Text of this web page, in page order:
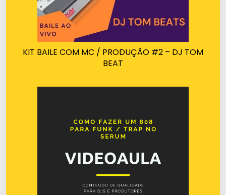
KIT BAILE COM MC / PRODUÇÃO #2 – DJ TOM
BEAT